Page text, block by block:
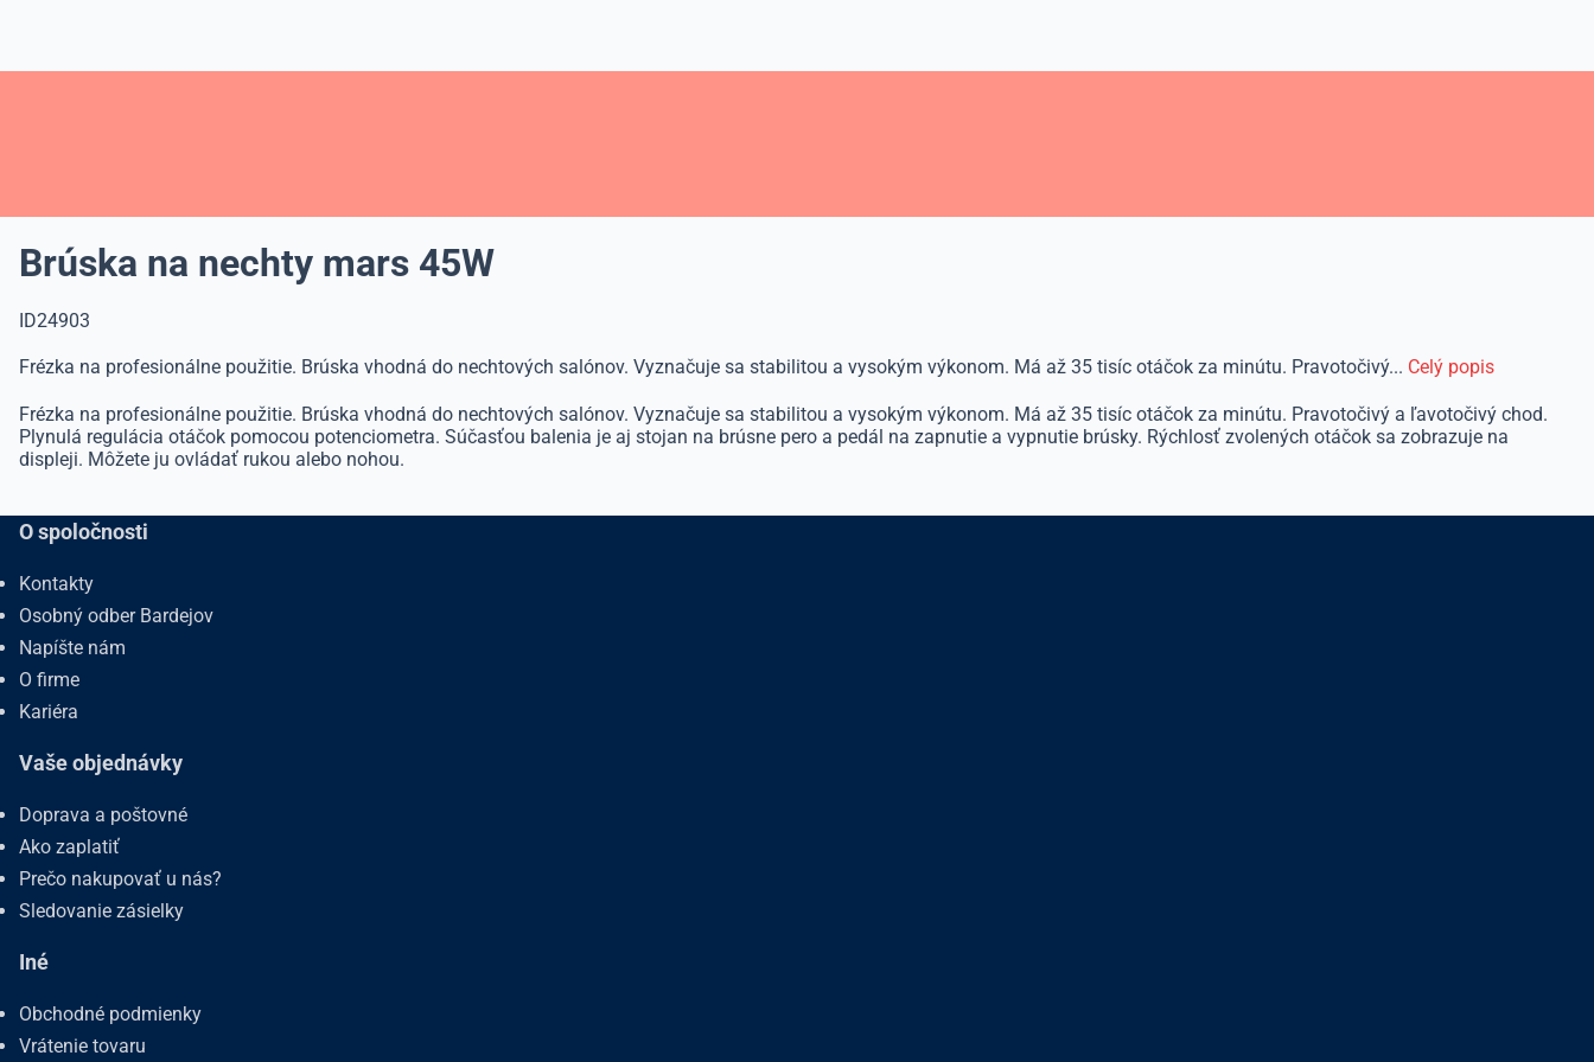
Brúska na nechty mars 45W
ID24903
Frézka na profesionálne použitie. Brúska vhodná do nechtových salónov. Vyznačuje sa stabilitou a vysokým výkonom. Má až 35 tisíc otáčok za minútu. Pravotočivý... Celý popis
Frézka na profesionálne použitie. Brúska vhodná do nechtových salónov. Vyznačuje sa stabilitou a vysokým výkonom. Má až 35 tisíc otáčok za minútu. Pravotočivý a ľavotočivý chod.
Plynulá regulácia otáčok pomocou potenciometra. Súčasťou balenia je aj stojan na brúsne pero a pedál na zapnutie a vypnutie brúsky. Rýchlosť zvolených otáčok sa zobrazuje na
displeji. Môžete ju ovládať rukou alebo nohou.
O spoločnosti
Kontakty
Osobný odber Bardejov
Napíšte nám
O firme
Kariéra
Vaše objednávky
Doprava a poštovné
Ako zaplatiť
Prečo nakupovať u nás?
Sledovanie zásielky
Iné
Obchodné podmienky
Vrátenie tovaru